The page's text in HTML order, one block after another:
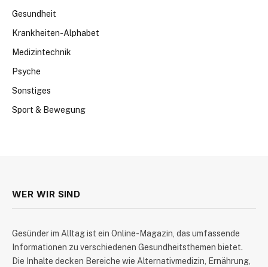
Gesundheit
Krankheiten-Alphabet
Medizintechnik
Psyche
Sonstiges
Sport & Bewegung
WER WIR SIND
​Gesünder im Alltag ist ein Online-Magazin, das umfassende
Informationen zu verschiedenen Gesundheitsthemen bietet.
Die Inhalte decken Bereiche wie Alternativmedizin, Ernährung,